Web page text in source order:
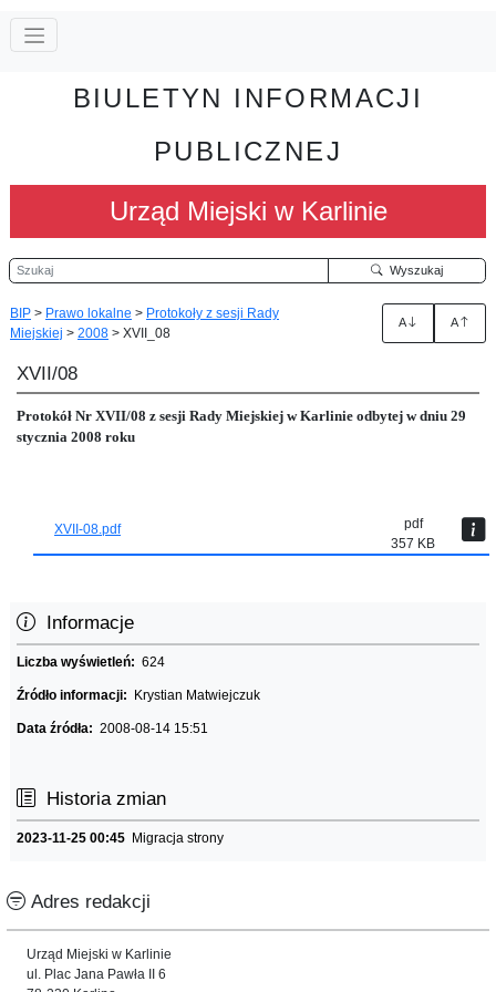
BIULETYN INFORMACJI
PUBLICZNEJ
Urząd Miejski w Karlinie
Szukaj Wyszukaj
BIP > Prawo lokalne > Protokoły z sesji Rady
Miejskiej > 2008 > XVII_08
A A
XVII/08
Protokół Nr XVII/08 z sesji Rady Miejskiej w Karlinie odbytej w dniu 29
stycznia 2008 roku
XVII-08.pdf
pdf
357 KB
Informacje
Liczba wyświetleń: 624
Źródło informacji: Krystian Matwiejczuk
Data źródła: 2008-08-14 15:51
Historia zmian
2023-11-25 00:45 Migracja strony
Adres redakcji
Urząd Miejski w Karlinie
ul. Plac Jana Pawła II 6